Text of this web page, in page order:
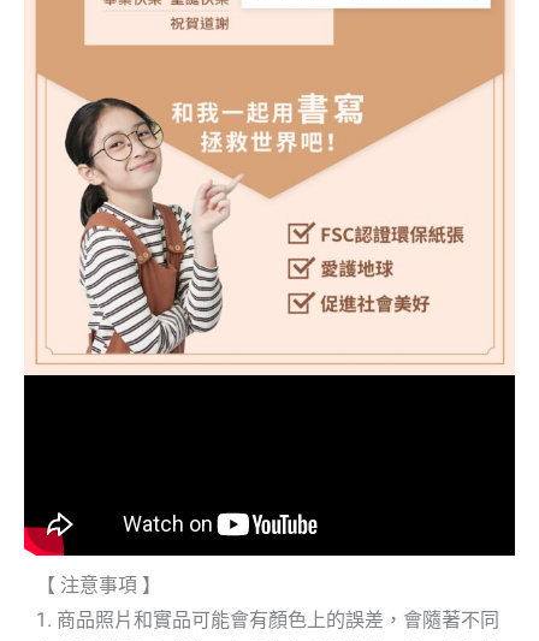
【 注意事項 】
1. 商品照片和實品可能會有顏色上的誤差，會隨著不同